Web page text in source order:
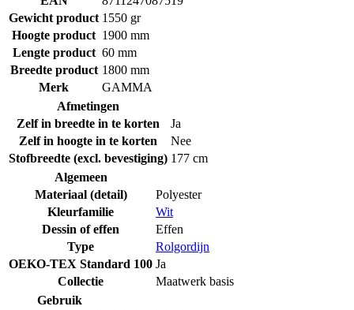
Gewicht product 1550 gr
Hoogte product 1900 mm
Lengte product 60 mm
Breedte product 1800 mm
Merk
GAMMA
Afmetingen
Zelf in breedte in te korten
Ja
Zelf in hoogte in te korten
Nee
Stofbreedte (excl. bevestiging) 177 cm
Algemeen
Materiaal (detail)
Polyester
Kleurfamilie
Wit
Dessin of effen
Effen
Type
Rolgordijn
OEKO-TEX Standard 100 Ja
Collectie
Maatwerk basis
Gebruik